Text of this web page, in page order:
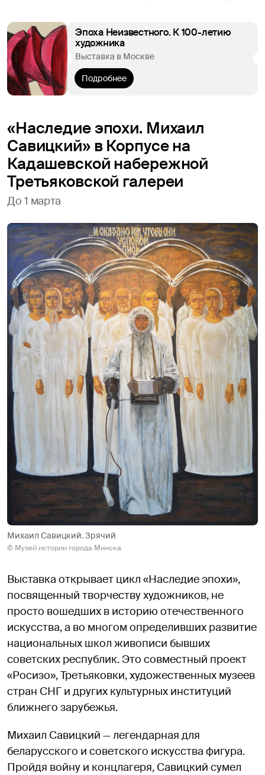
Эпоха Неизвестного. К 100-летию
художника
Выставка в Москве
Подробнее
«Наследие эпохи. Михаил
Савицкий» в Корпусе на
Кадашeвской набережной
Третьяковской галереи
До 1 марта
Михаил Савицкий. Зрячий
© Музей истории города Минска
Выставка открывает цикл «Наследие эпохи»,
посвященный творчеству художников, не
просто вошедших в историю отечественного
искусства, а во многом определивших развитие
национальных школ живописи бывших
советских республик. Это совместный проект
«Росизо», Третьяковки, художественных музеев
стран СНГ и других культурных институций
ближнего зарубежья.
Михаил Савицкий — легендарная для
беларусского и советского искусства фигура.
Пройдя войну и концлагеря, Савицкий сумел